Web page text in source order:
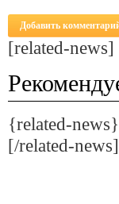
Добавить
[related-news]
{related-news}
[/related-news]